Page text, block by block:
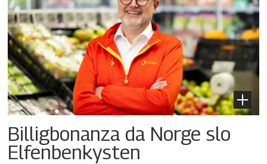
Billigbonanza da Norge slo
Elfenbenkysten